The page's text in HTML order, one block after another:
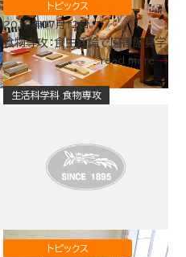
トピックス
2019年07月12日
食物専攻：食生活論で図書館見学
read more
生活科学科 食物専攻
トピックス